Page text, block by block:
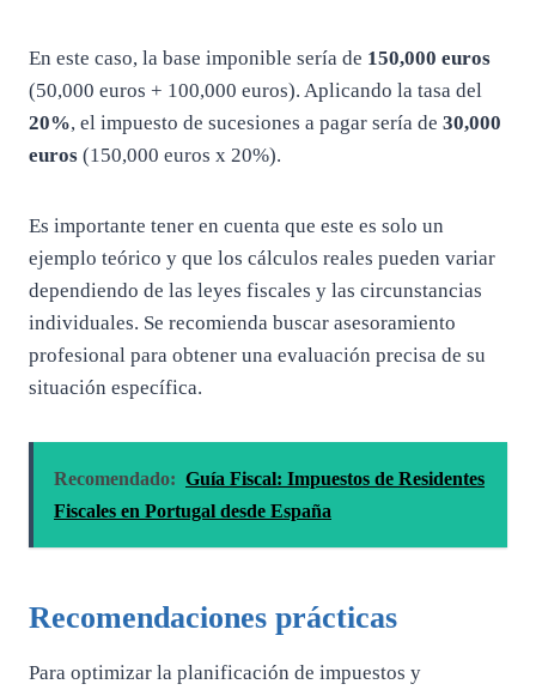
En este caso, la base imponible sería de 150,000 euros
(50,000 euros + 100,000 euros). Aplicando la tasa del
20%, el impuesto de sucesiones a pagar sería de 30,000
euros (150,000 euros x 20%).
Es importante tener en cuenta que este es solo un
ejemplo teórico y que los cálculos reales pueden variar
dependiendo de las leyes fiscales y las circunstancias
individuales. Se recomienda buscar asesoramiento
profesional para obtener una evaluación precisa de su
situación específica.
Recomendado: Guía Fiscal: Impuestos de Residentes
Fiscales en Portugal desde España
Recomendaciones prácticas
Para optimizar la planificación de impuestos y